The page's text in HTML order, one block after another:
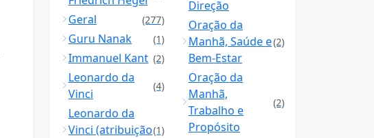
Geral (277)
Guru Nanak (1)
Immanuel Kant (2)
Leonardo da
Vinci
(4)
Leonardo da
Vinci (atribuição(1)
Direção
Oração da
Manhã, Saúde e
Bem-Estar
(2)
Oração da
Manhã,
Trabalho e
Propósito
(2)